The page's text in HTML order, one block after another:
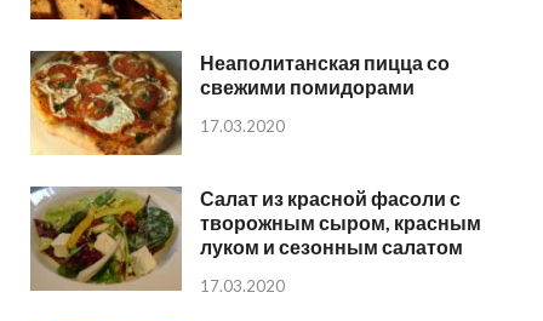
Неаполитанская пицца со
свежими помидорами
17.03.2020
Салат из красной фасоли с
творожным сыром, красным
луком и сезонным салатом
17.03.2020